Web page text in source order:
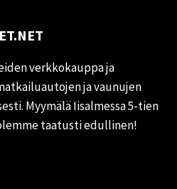
verkkokauppa ja
ja vaunujen
Myymälä Iisalmessa 5-tien
taatusti edullinen!